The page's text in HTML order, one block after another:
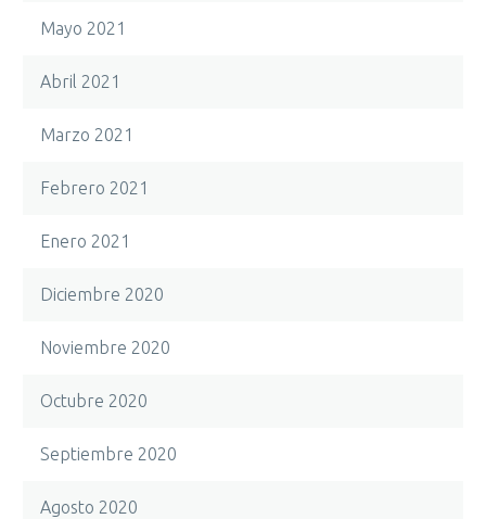
Mayo 2021
Abril 2021
Marzo 2021
Febrero 2021
Enero 2021
Diciembre 2020
Noviembre 2020
Octubre 2020
Septiembre 2020
Agosto 2020